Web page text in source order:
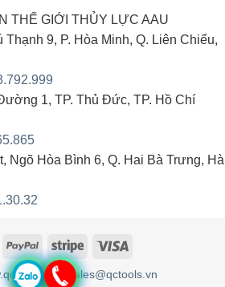
THẾ GIỚI THỦY LỰC AAU
Thạnh 9, P. Hòa Minh, Q. Liên Chiểu,
1, TP. Thủ Đức, TP. Hồ Chí
Ngõ Hòa Bình 6, Q. Hai Bà Trưng, Hà
& sales@qctools.vn